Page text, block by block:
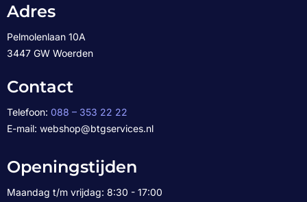
Adres
Pelmolenlaan 10A
3447 GW Woerden
Contact
Telefoon: 088 – 353 22 22
E-mail: webshop@btgservices.nl
Openingstijden
Maandag t/m vrijdag: 8:30 - 17:00